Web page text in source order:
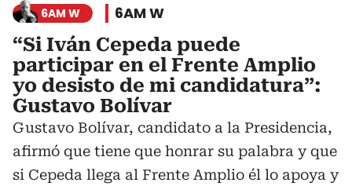
6AM W 6AM W
“Si Iván Cepeda puede
participar en el Frente Amplio
yo desisto de mi candidatura”:
Gustavo Bolívar
Gustavo Bolívar, candidato a la Presidencia,
afirmó que tiene que honrar su palabra y que
si Cepeda llega al Frente Amplio él lo apoya y